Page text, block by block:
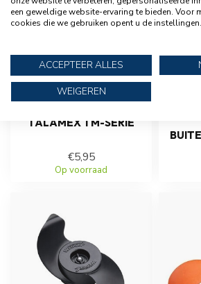
TALAMEX
TALAMEX TM-SERIE
€5,95
Op voorraad
een geweldige website-ervaring te bieden. Voor
cookies die we gebruiken opent u de instellingen.
ACCEPTEER ALLES
WEIGEREN